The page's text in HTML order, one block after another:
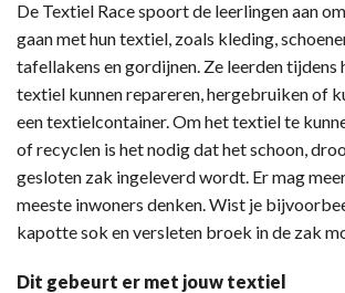
De Textiel Race spoort de leerlingen aan
gaan met hun textiel, zoals kleding,
tafellakens en gordijnen. Ze leerden
textiel kunnen repareren, hergebruiken of
een textielcontainer. Om het textiel te
of recyclen is het nodig dat het schoon,
gesloten zak ingeleverd wordt. Er mag
meeste inwoners denken. Wist je
kapotte sok en versleten broek in de zak
Dit gebeurt er met jouw textiel